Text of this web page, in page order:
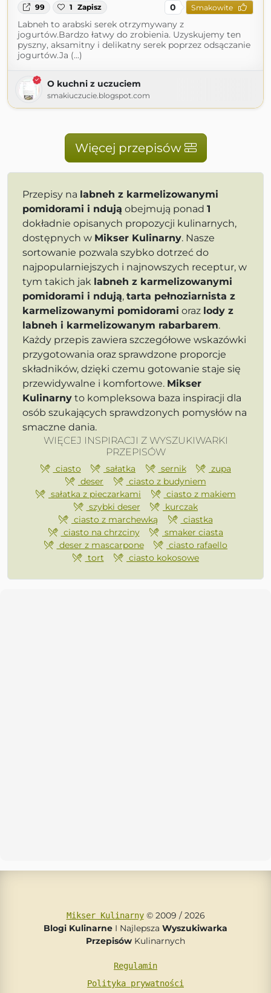
99 1 Zapisz 0 Smakowite
Labneh to arabski serek otrzymywany z
jogurtów.Bardzo łatwy do zrobienia. Uzyskujemy ten
pyszny, aksamitny i delikatny serek poprzez odsączanie
jogurtów.Ja (...)
O kuchni z uczuciem
smakiuczucie.blogspot.com
Więcej przepisów
Przepisy na labneh z karmelizowanymi
pomidorami i ndują obejmują ponad 1
dokładnie opisanych propozycji kulinarnych,
dostępnych w Mikser Kulinarny. Nasze
sortowanie pozwala szybko dotrzeć do
najpopularniejszych i najnowszych receptur, w
tym takich jak labneh z karmelizowanymi
pomidorami i ndują, tarta pełnoziarnista z
karmelizowanymi pomidorami oraz lody z
labneh i karmelizowanym rabarbarem.
Każdy przepis zawiera szczegółowe wskazówki
przygotowania oraz sprawdzone proporcje
składników, dzięki czemu gotowanie staje się
przewidywalne i komfortowe. Mikser
Kulinarny to kompleksowa baza inspiracji dla
osób szukających sprawdzonych pomysłów na
smaczne dania.
WIĘCEJ INSPIRACJI Z WYSZUKIWARKI
PRZEPISÓW
ciasto sałatka sernik
zupa
deser
ciasto z budyniem
sałatka z pieczarkami
ciasto z makiem
szybki deser
kurczak
ciasto z marchewką
ciastka
ciasto na chrzciny
smaker ciasta
deser z mascarpone
ciasto rafaello
tort
ciasto kokosowe
Mikser Kulinarny© 2009 / 2026
Blogi Kulinarne I Najlepsza Wyszukiwarka
Przepisów Kulinarnych
Regulamin
Polityka prywatności